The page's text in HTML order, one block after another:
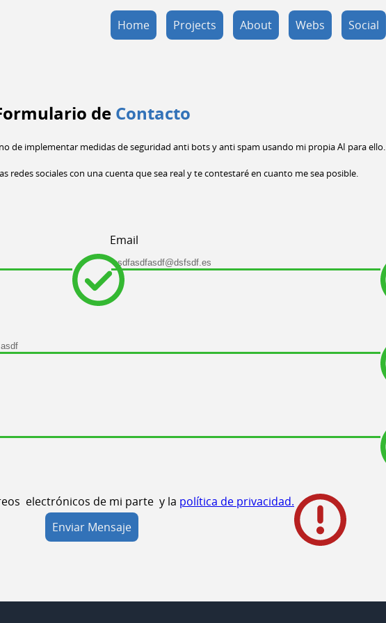
Home Projects About Webs Social
de Contacto
de implementar medidas de seguridad anti bots y anti spam usando mi propia AI para ello.
redes sociales con una cuenta que sea real y te contestaré en cuanto me sea posible.
Email
electrónicos de mi parte y la política de privacidad.
Enviar Mensaje